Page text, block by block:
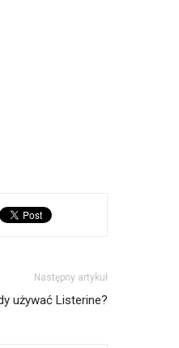
Następny artykuł
używać Listerine?